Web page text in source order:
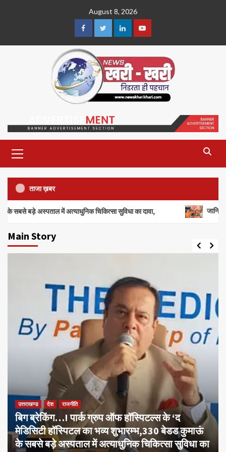
August 8, 2026
FacebookTwitterLinkedinYoutube
Menu
ताजा ख़बर
चिकित्सा सुविधा का दावा, जानिये…! कैसे सावन के पहले दिन
Main Story
उत्तराखण्ड देश राजनीति
बिग ब्रेकिंग…! पार्क ग्रुप ऑफ हॉस्पिटल्स के ‘द
मेडिसिटी हॉस्पिटल का भव्य शुभारम्भ,330 बेडड कुमाऊं
के सबसे बड़े अस्पताल में अत्याधुनिक चिकित्सा सुविधा का